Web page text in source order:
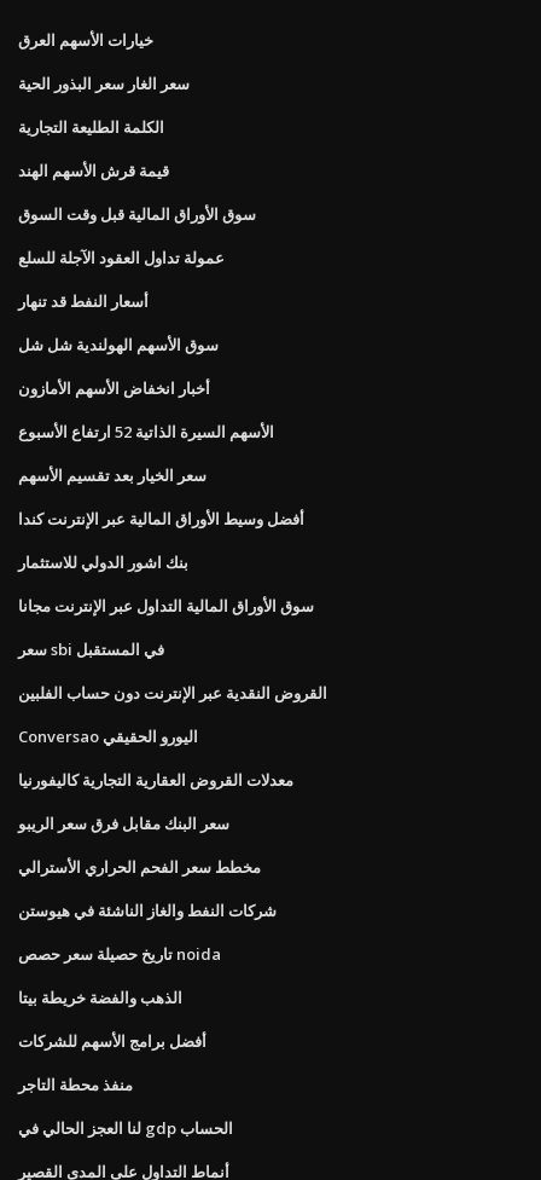
خيارات الأسهم العرق
سعر الغار سعر البذور الحية
الكلمة الطليعة التجارية
قيمة قرش الأسهم الهند
سوق الأوراق المالية قبل وقت السوق
عمولة تداول العقود الآجلة للسلع
أسعار النفط قد تنهار
سوق الأسهم الهولندية شل شل
أخبار انخفاض الأسهم الأمازون
الأسهم السيرة الذاتية 52 ارتفاع الأسبوع
سعر الخيار بعد تقسيم الأسهم
أفضل وسيط الأوراق المالية عبر الإنترنت كندا
بنك اشور الدولي للاستثمار
سوق الأوراق المالية التداول عبر الإنترنت مجانا
سعر sbi في المستقبل
القروض النقدية عبر الإنترنت دون حساب الفلبين
Conversao اليورو الحقيقي
معدلات القروض العقارية التجارية كاليفورنيا
سعر البنك مقابل فرق سعر الريبو
مخطط سعر الفحم الحراري الأسترالي
شركات النفط والغاز الناشئة في هيوستن
تاريخ حصيلة سعر حصص noida
الذهب والفضة خريطة بيتا
أفضل برامج الأسهم للشركات
منفذ محطة التاجر
لنا العجز الحالي في gdp الحساب
أنماط التداول على المدى القصير